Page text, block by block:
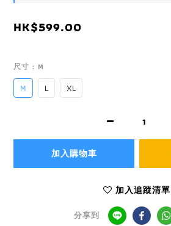
HK$599.00
尺寸 : M
M L XL
加入購物車
加入追蹤清單
分享到